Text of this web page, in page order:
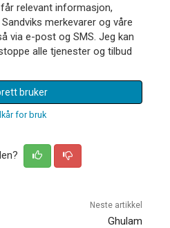
relevant informasjon,
merkevarer og våre
via e-post og SMS. Jeg kan
alle tjenester og tilbud
bruker
for bruk
Neste artikkel
Ghulam